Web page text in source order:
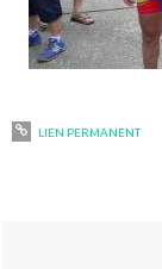
LIEN PERMANENT